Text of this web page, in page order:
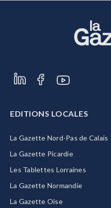
EDITIONS LOCALES
La Gazette Nord-Pas de Calais
La Gazette Picardie
Les Tablettes Lorraines
La Gazette Normandie
La Gazette Oise